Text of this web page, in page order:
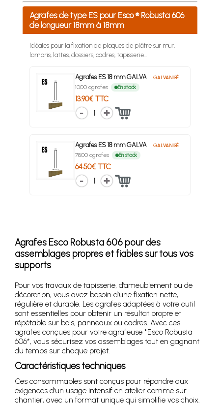
Achetez 4 sachets ou boîtes d'agrafes ou de pointes et
Agrafes de type ES pour Esco ® Robusta 606
de longueur 18mm à 18mm
Idéales pour la fixation de plaques de plâtre sur mur,
lambris, lattes, dossiers, cadres, tapisserie...
Agrafes ES 18 mm GALVA GALVANISÉ
1000 agrafes En stock
13.90€ TTC
1
Agrafes ES 18 mm GALVA GALVANISÉ
7800 agrafes En stock
64.50€ TTC
1
Agrafes Esco Robusta 606 pour des
assemblages propres et fiables sur tous vos
supports
Pour vos travaux de tapisserie, d’ameublement ou de
décoration, vous avez besoin d’une fixation nette,
régulière et durable. Les agrafes adaptées à votre outil
sont essentielles pour obtenir un résultat propre et
répétable sur bois, panneaux ou cadres. Avec ces
agrafes conçues pour votre agrafeuse *Esco Robusta
606*, vous sécurisez vos assemblages tout en gagnant
du temps sur chaque projet.
Caractéristiques techniques
Ces consommables sont conçus pour répondre aux
exigences d’un usage intensif en atelier comme sur
chantier, avec un format unique qui simplifie vos choix.